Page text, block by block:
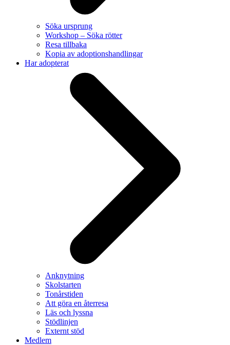
Söka ursprung
Workshop – Söka rötter
Resa tillbaka
Kopia av adoptionshandlingar
Har adopterat
Anknytning
Skolstarten
Tonårstiden
Att göra en återresa
Läs och lyssna
Stödlinjen
Externt stöd
Medlem